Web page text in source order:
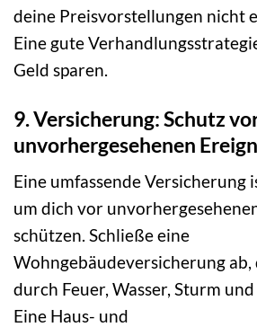
deine Preisvorstellungen nicht
Eine gute
Geld sparen.
9. Versicherung: Schutz
unvorhergesehenen
Eine umfassende Versicherung
um dich vor
schützen. Schließe eine
Wohngebäudeversicherung ab,
durch Feuer, Wasser, Sturm
Eine Haus- und